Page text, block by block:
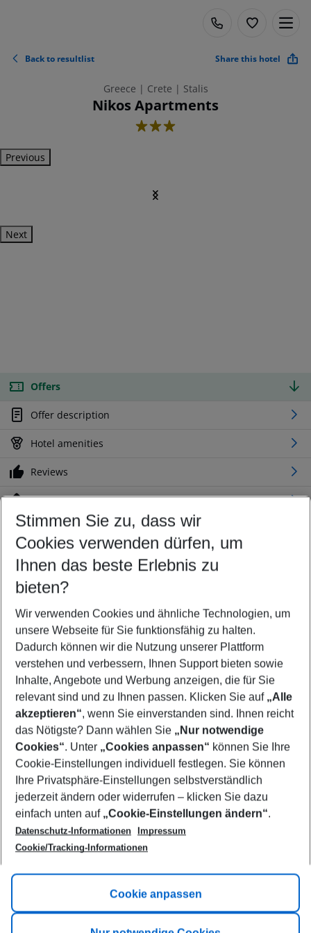
Back to resultlist Share this hotel
Greece | Crete | Stalis
Nikos Apartments
3
Previous
Next
Offers
Offer description
Hotel amenities
Reviews
Location
Customize your offer
Find the perfect deal which suits your best
Your departure airport
Any airport
Select your date range
09/08/26–07/08/27 5-8 nights
Who will travel
2 adults No children
Show more filter
Footer
Footer navigation
Title A
Link A
Stimmen Sie zu, dass wir
Cookies verwenden dürfen, um
Ihnen das beste Erlebnis zu
bieten?
Wir verwenden Cookies und ähnliche Technologien, um
unsere Webseite für Sie funktionsfähig zu halten.
Dadurch können wir die Nutzung unserer Plattform
verstehen und verbessern, Ihnen Support bieten sowie
Inhalte, Angebote und Werbung anzeigen, die für Sie
relevant sind und zu Ihnen passen. Klicken Sie auf „Alle
akzeptieren“, wenn Sie einverstanden sind. Ihnen reicht
das Nötigste? Dann wählen Sie „Nur notwendige
Cookies“. Unter „Cookies anpassen“ können Sie Ihre
Cookie-Einstellungen individuell festlegen. Sie können
Ihre Privatsphäre-Einstellungen selbstverständlich
jederzeit ändern oder widerrufen – klicken Sie dazu
einfach unten auf „Cookie-Einstellungen ändern“.
Datenschutz-Informationen
Impressum
Cookie/Tracking-Informationen
Cookie anpassen